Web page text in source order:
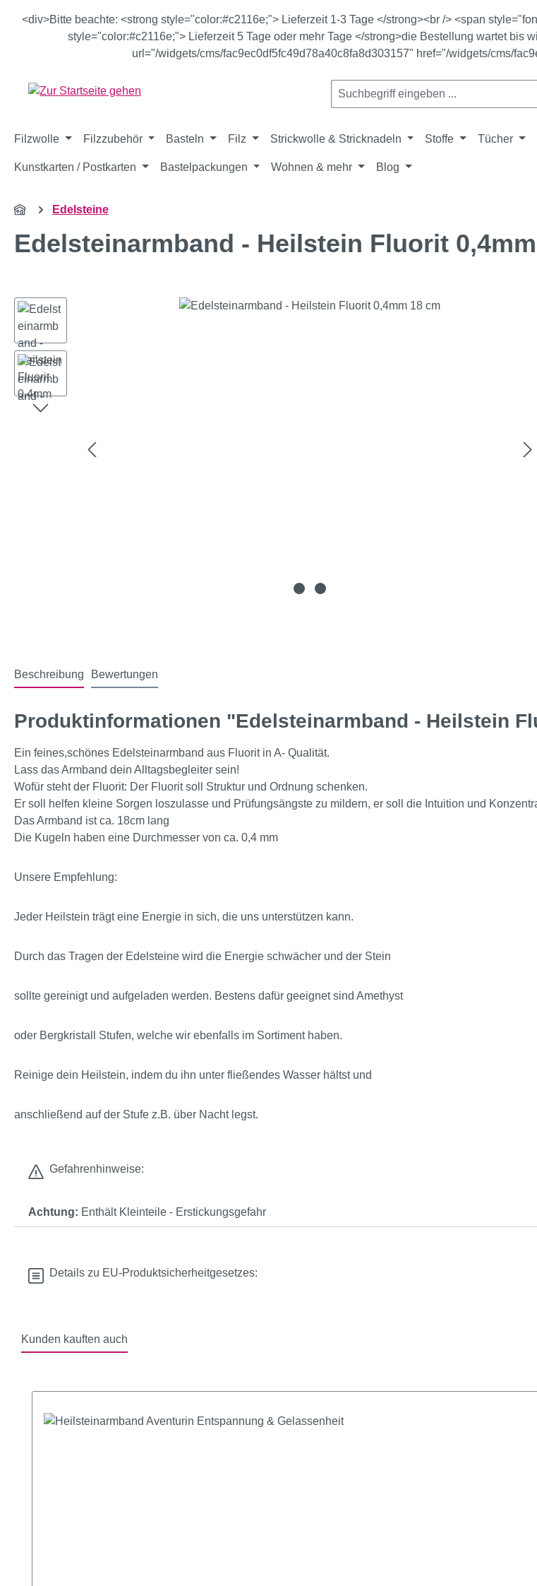
Hauptinhalt springen
Zur Suche springen
Zur Hauptnavigation springen
<div>Bitte beachte: <strong style="color:#c2116e;"> Lieferzeit 1-3 Tage </strong><br /> <span
style="color:#c2116e;"> Lieferzeit 5 Tage oder mehr Tage </strong>die Bestellung wartet bis
url="/widgets/cms/fac9ec0df5fc49d78a40c8fa8d303157" href="/widgets/cms/
Filzwolle Filzzubehör Basteln Filz Strickwolle & Stricknadeln Stoffe Tücher
Kunstkarten / Postkarten Bastelpackungen Wohnen & mehr Blog
Edelsteine
Edelsteinarmband - Heilstein Fluorit
Bildergalerie überspringen
Beschreibung Bewertungen
Produktinformationen "Edelsteinarmband - Heilstein
Ein feines,schönes Edelsteinarmband aus Fluorit in A- Qualität.
Lass das Armband dein Alltagsbegleiter sein!
Wofür steht der Fluorit: Der Fluorit soll Struktur und Ordnung schenken.
Er soll helfen kleine Sorgen loszulasse und Prüfungsängste zu mildern, er soll die Intuition und
Das Armband ist ca. 18cm lang
Die Kugeln haben eine Durchmesser von ca. 0,4 mm
Unsere Empfehlung:
Jeder Heilstein trägt eine Energie in sich, die uns unterstützen kann.
Durch das Tragen der Edelsteine wird die Energie schwächer und der Stein
sollte gereinigt und aufgeladen werden. Bestens dafür geeignet sind Amethyst
oder Bergkristall Stufen, welche wir ebenfalls im Sortiment haben.
Reinige dein Heilstein, indem du ihn unter fließendes Wasser hältst und
anschließend auf der Stufe z.B. über Nacht legst.
Gefahrenhinweise:
Achtung: Enthält Kleinteile - Erstickungsgefahr
Details zu EU-Produktsicherheitgesetzes:
Kunden kauften auch